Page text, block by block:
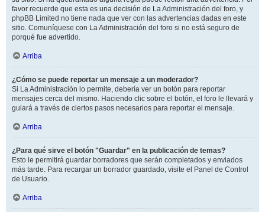
favor recuerde que esta es una decisión de La Administración del foro, y
phpBB Limited no tiene nada que ver con las advertencias dadas en este
sitio. Comuníquese con La Administración del foro si no está seguro de
porqué fue advertido.
Arriba
¿Cómo se puede reportar un mensaje a un moderador?
Si La Administración lo permite, debería ver un botón para reportar
mensajes cerca del mismo. Haciendo clic sobre el botón, el foro le llevará y
guiará a través de ciertos pasos necesarios para reportar el mensaje.
Arriba
¿Para qué sirve el botón "Guardar" en la publicación de temas?
Esto le permitirá guardar borradores que serán completados y enviados
más tarde. Para recargar un borrador guardado, visite el Panel de Control
de Usuario.
Arriba